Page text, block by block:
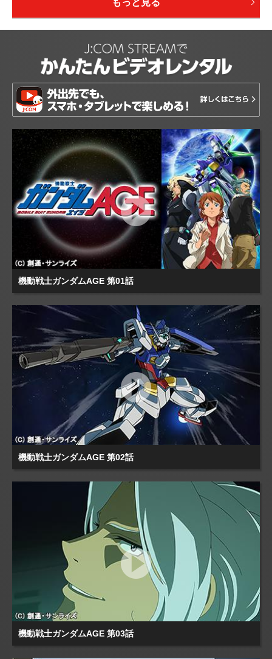
機動戦士ガンダムAGE 第01話
機動戦士ガンダムAGE 第02話
機動戦士ガンダムAGE 第03話